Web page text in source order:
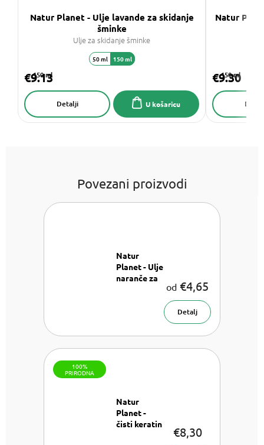
Natur Planet - Ulje lavande za skidanje
šminke
Ulje za skidanje šminke
150 ml
€9.13
U košaricu
Detalji
50 ml 150 ml
Natur
150 ml
€9.30
Povezani proizvodi
Natur
Planet - Ulje
naranče za
od €4,65
Detalj
100%
PRIRODNA
Natur
Planet -
čisti keratin
€8,30